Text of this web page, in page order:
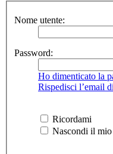
Nome utente:
Password:
Ho dimenticato la
Rispedisci l’email
Ricordami
Nascondi il mio